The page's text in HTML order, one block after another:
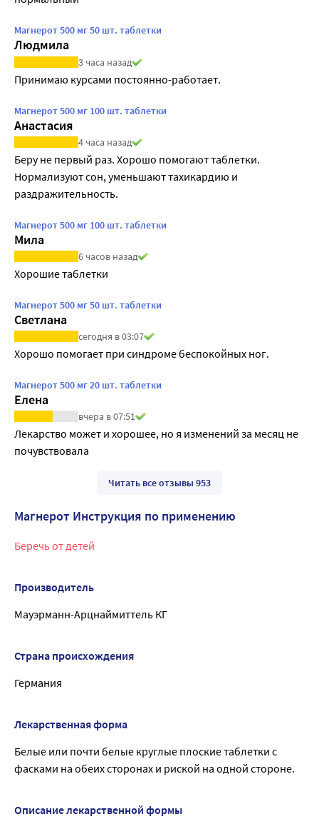
Магнерот 500 мг 50 шт. таблетки
Людмила
3 часа назад
Принимаю курсами постоянно-работает.
Магнерот 500 мг 100 шт. таблетки
Анастасия
4 часа назад
Беру не первый раз. Хорошо помогают таблетки.
Нормализуют сон, уменьшают тахикардию и
раздражительность.
Магнерот 500 мг 100 шт. таблетки
Мила
6 часов назад
Хорошие таблетки
Магнерот 500 мг 50 шт. таблетки
Светлана
сегодня в 03:07
Хорошо помогает при синдроме беспокойных ног.
Магнерот 500 мг 20 шт. таблетки
Елена
вчера в 07:51
Лекарство может и хорошее, но я изменений за месяц не
почувствовала
Читать все отзывы 953
Магнерот Инструкция по применению
Беречь от детей
Производитель
Мауэрманн-Арцнаймиттель КГ
Страна происхождения
Германия
Лекарственная форма
Белые или почти белые круглые плоские таблетки с
фасками на обеих сторонах и риской на одной стороне.
Описание лекарственной формы